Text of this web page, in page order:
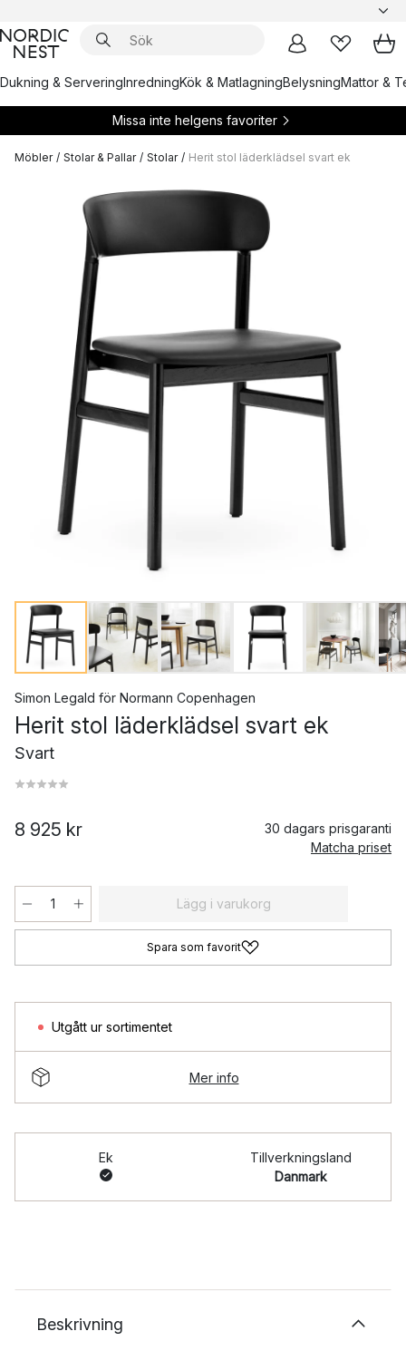
Dukning & ServeringInredningKök & MatlagningBelysningMattor &
Missa inte helgens favoriter
Möbler / Stolar & Pallar / Stolar / Herit stol läderklädsel svart ek
Simon Legald för Normann Copenhagen
Herit stol läderklädsel svart ek
Svart
8 925 kr
30 dagars prisgaranti
Matcha priset
Lägg i varukorg
Spara som favorit
Utgått ur sortimentet
Mer info
Ek
Tillverkningsland
Danmark
Beskrivning